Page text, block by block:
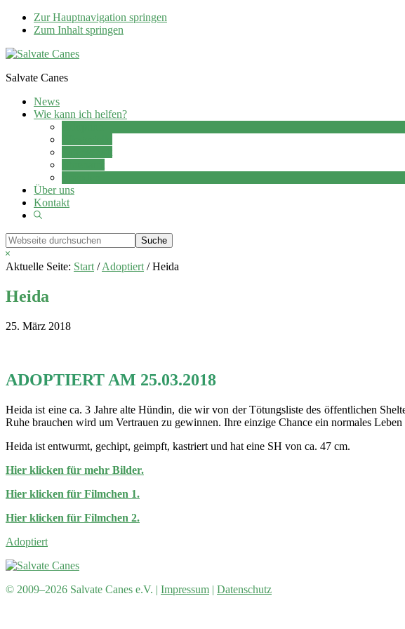
Zur Hauptnavigation springen
Zum Inhalt springen
Salvate Canes
News
Wie kann ich helfen?
Über uns
Kontakt
Show
Webseite
durchsuchen
Hide
Search
Aktuelle Seite: Start / Adoptiert /Heida
Heida
25. März 2018
ADOPTIERT AM 25.03.2018
Heida ist eine ca. 3 Jahre alte Hündin, die wir von der Tötungsliste des öffentlichen
Ruhe brauchen wird um Vertrauen zu gewinnen. Ihre einzige Chance ein normales
Heida ist entwurmt, gechipt, geimpft, kastriert und hat eine SH von ca. 47 cm.
Hier klicken für mehr Bilder.
Hier klicken für Filmchen 1.
Hier klicken für Filmchen 2.
Adoptiert
© 2009–2026 Salvate Canes e.V. | Impressum | Datenschutz